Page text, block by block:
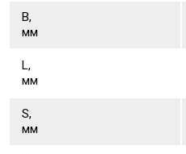
В,
мм
L,
мм
S,
мм